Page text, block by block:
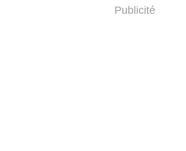
Publicité